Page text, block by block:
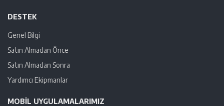
DESTEK
Genel Bilgi
Satın Almadan Önce
Satın Almadan Sonra
Yardımcı Ekipmanlar
MOBIL UYGULAMALARIMIZ